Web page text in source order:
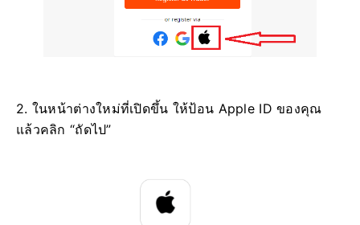
2. ในหน้าต่างใหม่ที่เปิดขึ้น ให้ป้อน Apple ID ของคุณ
แล้วคลิก “ถัดไป”